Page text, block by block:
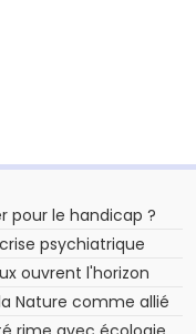
pour le handicap ?
psychiatrique
ouvrent l'horizon
Nature comme allié